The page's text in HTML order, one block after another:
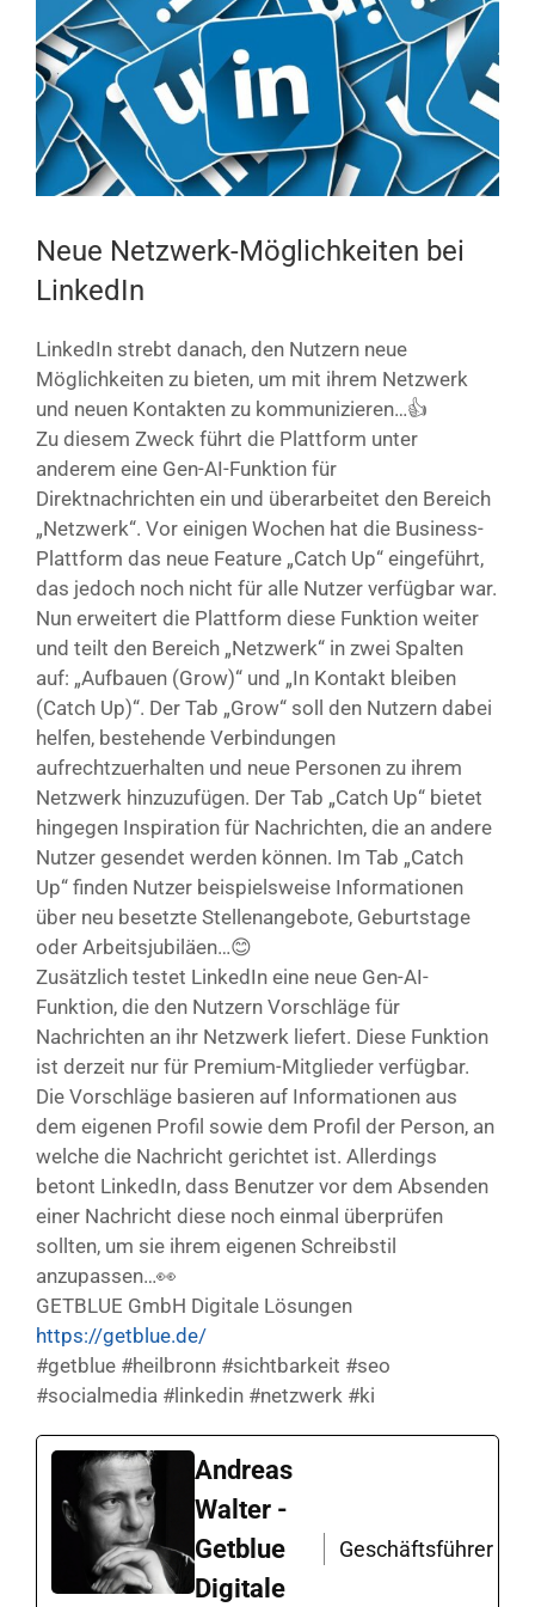
Bild
Neue Netzwerk-Möglichkeiten bei
LinkedIn
LinkedIn strebt danach, den Nutzern neue
Möglichkeiten zu bieten, um mit ihrem Netzwerk
und neuen Kontakten zu kommunizieren…👍
Zu diesem Zweck führt die Plattform unter
anderem eine Gen-AI-Funktion für
Direktnachrichten ein und überarbeitet den Bereich
„Netzwerk“. Vor einigen Wochen hat die Business-
Plattform das neue Feature „Catch Up“ eingeführt,
das jedoch noch nicht für alle Nutzer verfügbar war.
Nun erweitert die Plattform diese Funktion weiter
und teilt den Bereich „Netzwerk“ in zwei Spalten
auf: „Aufbauen (Grow)“ und „In Kontakt bleiben
(Catch Up)“. Der Tab „Grow“ soll den Nutzern dabei
helfen, bestehende Verbindungen
aufrechtzuerhalten und neue Personen zu ihrem
Netzwerk hinzuzufügen. Der Tab „Catch Up“ bietet
hingegen Inspiration für Nachrichten, die an andere
Nutzer gesendet werden können. Im Tab „Catch
Up“ finden Nutzer beispielsweise Informationen
über neu besetzte Stellenangebote, Geburtstage
oder Arbeitsjubiläen…😊
Zusätzlich testet LinkedIn eine neue Gen-AI-
Funktion, die den Nutzern Vorschläge für
Nachrichten an ihr Netzwerk liefert. Diese Funktion
ist derzeit nur für Premium-Mitglieder verfügbar.
Die Vorschläge basieren auf Informationen aus
dem eigenen Profil sowie dem Profil der Person, an
welche die Nachricht gerichtet ist. Allerdings
betont LinkedIn, dass Benutzer vor dem Absenden
einer Nachricht diese noch einmal überprüfen
sollten, um sie ihrem eigenen Schreibstil
anzupassen…👀
GETBLUE GmbH Digitale Lösungen
https://getblue.de/
#getblue #heilbronn #sichtbarkeit #seo
#socialmedia #linkedin #netzwerk #ki
Andreas
Walter -
Getblue
Digitale
Geschäftsführer